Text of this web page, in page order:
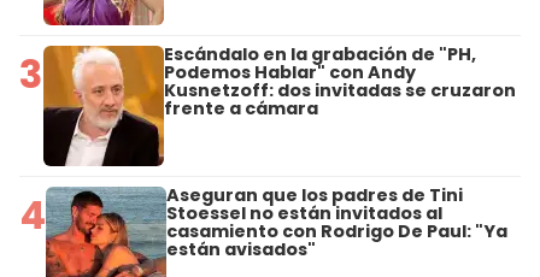
3 Escándalo en la grabación de "PH,
Podemos Hablar" con Andy
Kusnetzoff: dos invitadas se cruzaron
frente a cámara
4 Aseguran que los padres de Tini
Stoessel no están invitados al
casamiento con Rodrigo De Paul: "Ya
están avisados"